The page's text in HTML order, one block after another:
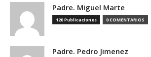
Padre. Miguel Marte
120 Publicaciones 0 COMENTARIOS
Padre. Pedro Jimenez